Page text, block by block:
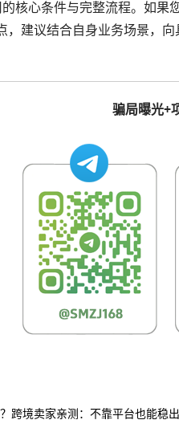
核心条件与完整流程。如
建议结合自身业务场景，
骗局曝光+
跨境卖家亲测：不靠平台也能稳